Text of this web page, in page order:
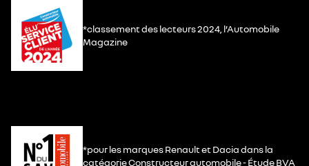
*classement des lecteurs 2024, l’Automobile
Magazine
*pour les marques Renault et Dacia dans la
catégorie Constructeur automobile - Étude BVA